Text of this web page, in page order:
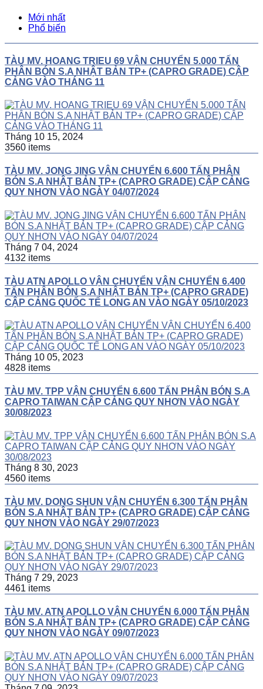
Mới nhất
Phổ biến
TÀU MV. HOANG TRIEU 69 VẬN CHUYỂN 5.000 TẤN
PHÂN BÓN S.A NHẬT BẢN TP+ (CAPRO GRADE) CẬP
CẢNG VÀO THÁNG 11
Tháng 10 15, 2024
3560 items
TÀU MV. JONG JING VẬN CHUYỂN 6.600 TẤN PHÂN
BÓN S.A NHẬT BẢN TP+ (CAPRO GRADE) CẬP CẢNG
QUY NHƠN VÀO NGÀY 04/07/2024
Tháng 7 04, 2024
4132 items
TÀU ATN APOLLO VẬN CHUYỂN VẬN CHUYỂN 6.400
TẤN PHÂN BÓN S.A NHẬT BẢN TP+ (CAPRO GRADE)
CẬP CẢNG QUỐC TẾ LONG AN VÀO NGÀY 05/10/2023
Tháng 10 05, 2023
4828 items
TÀU MV. TPP VẬN CHUYỂN 6.600 TẤN PHÂN BÓN S.A
CAPRO TAIWAN CẬP CẢNG QUY NHƠN VÀO NGÀY
30/08/2023
Tháng 8 30, 2023
4560 items
TÀU MV. DONG SHUN VẬN CHUYỂN 6.300 TẤN PHÂN
BÓN S.A NHẬT BẢN TP+ (CAPRO GRADE) CẬP CẢNG
QUY NHƠN VÀO NGÀY 29/07/2023
Tháng 7 29, 2023
4461 items
TÀU MV. ATN APOLLO VẬN CHUYỂN 6.000 TẤN PHÂN
BÓN S.A NHẬT BẢN TP+ (CAPRO GRADE) CẬP CẢNG
QUY NHƠN VÀO NGÀY 09/07/2023